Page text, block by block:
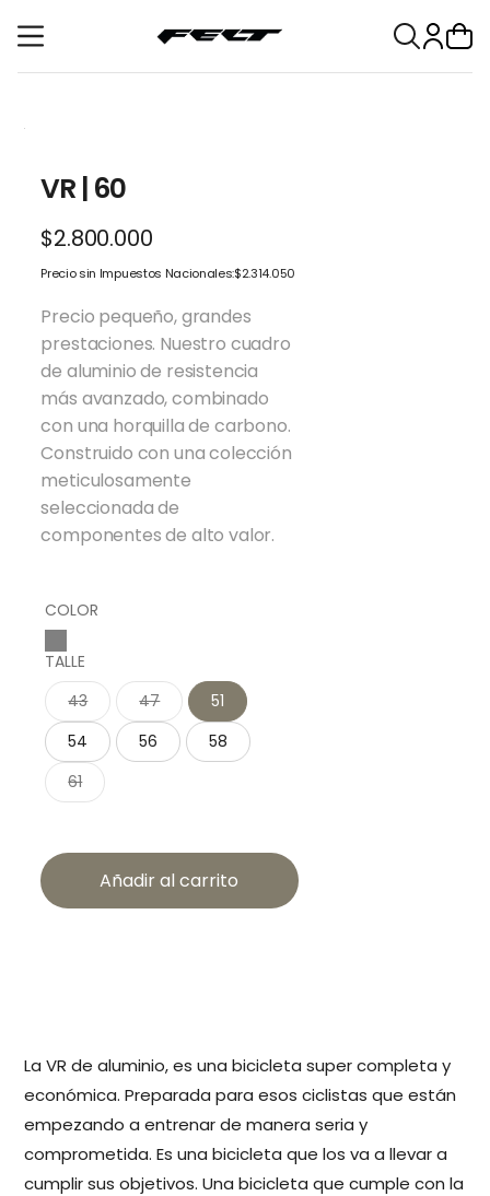
VR | 60
Regular
price
$2.800.000
Precio sin Impuestos Nacionales:$2.314.050
Precio pequeño, grandes
prestaciones. Nuestro cuadro
de aluminio de resistencia
más avanzado, combinado
con una horquilla de carbono.
Construido con una colección
meticulosamente
seleccionada de
componentes de alto valor.
COLOR
TALLE
43
47
51
54
56
58
61
Añadir al carrito
La VR de aluminio, es una bicicleta super completa y
económica. Preparada para esos ciclistas que están
empezando a entrenar de manera seria y
comprometida. Es una bicicleta que los va a llevar a
cumplir sus objetivos. Una bicicleta que cumple con la